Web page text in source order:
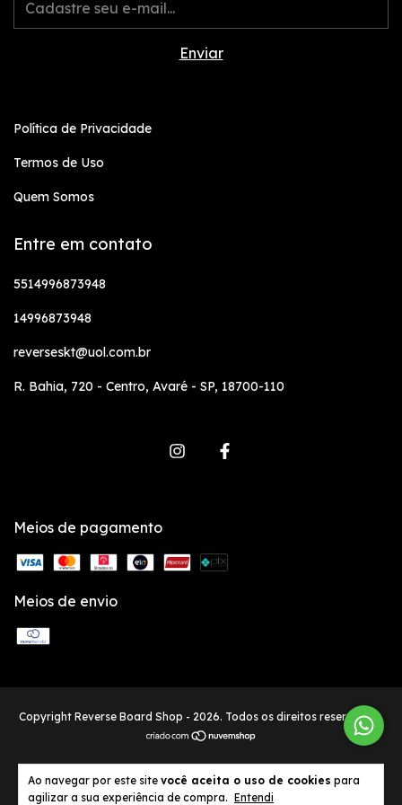
Ao navegar por este site você aceita o uso de cookies para
agilizar a sua experiência de compra. Entendi
Política de Privacidade
Termos de Uso
Quem Somos
Entre em contato
5514996873948
14996873948
reverseskt@uol.com.br
R. Bahia, 720 - Centro, Avaré - SP, 18700-110
Meios de pagamento
Meios de envio
Copyright Reverse Board Shop - 2026. Todos os direitos reservados.